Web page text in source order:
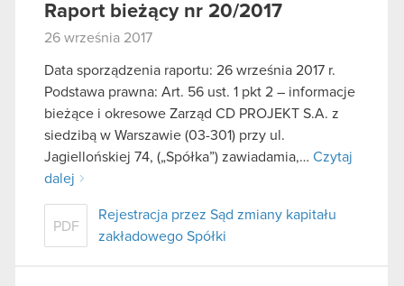
Raport bieżący nr 20/2017
26 września 2017
Data sporządzenia raportu: 26 września 2017 r.
Podstawa prawna: Art. 56 ust. 1 pkt 2 – informacje
bieżące i okresowe Zarząd CD PROJEKT S.A. z
siedzibą w Warszawie (03-301) przy ul.
Jagiellońskiej 74, („Spółka”) zawiadamia,… Czytaj
dalej
PDF
Rejestracja przez Sąd zmiany kapitału
zakładowego Spółki